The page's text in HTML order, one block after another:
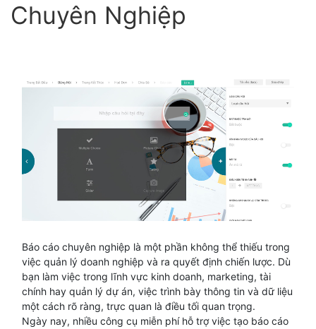
Chuyên Nghiệp
Báo cáo chuyên nghiệp là một phần không thể thiếu trong
việc quản lý doanh nghiệp và ra quyết định chiến lược. Dù
bạn làm việc trong lĩnh vực kinh doanh, marketing, tài
chính hay quản lý dự án, việc trình bày thông tin và dữ liệu
một cách rõ ràng, trực quan là điều tối quan trọng.
Ngày nay, nhiều công cụ miễn phí hỗ trợ việc tạo báo cáo